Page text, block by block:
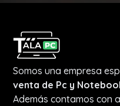
Somos una empresa
venta de Pc y
Además contamos con